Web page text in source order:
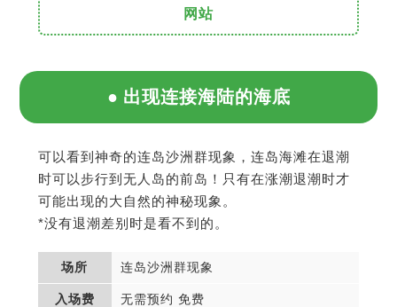
网站
出现连接海陆的海底
可以看到神奇的连岛沙洲群现象，连岛海滩在退潮
时可以步行到无人岛的前岛！只有在涨潮退潮时才
可能出现的大自然的神秘现象。
*没有退潮差别时是看不到的。
场所 连岛沙洲群现象
入场费 无需预约 免费